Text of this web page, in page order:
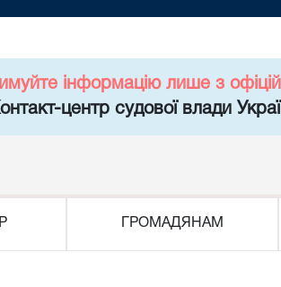
інформацію лише з
центр судової влади
ГРОМАДЯНАМ